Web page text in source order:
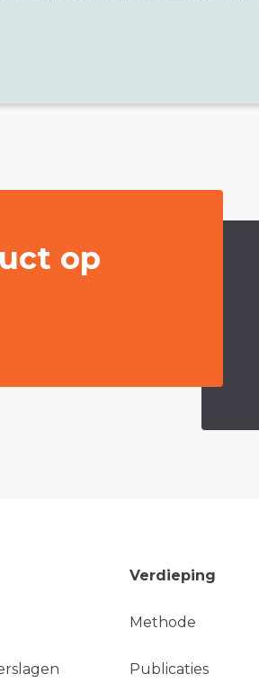
op
Verdieping
Methode
Publicaties